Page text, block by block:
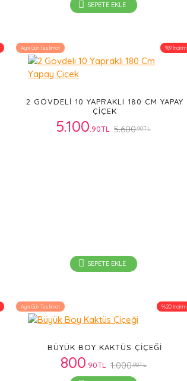
SEPETE EKLE
Aynı Gün Teslimat %9 İndirim
2 GÖVDELI 10 YAPRAKLI 180 CM YAPAY
ÇIÇEK
5.100 .90TL 5.600.90TL
SEPETE EKLE
Aynı Gün Teslimat %20 İndirim
BÜYÜK BOY KAKTÜS ÇIÇEĞI
800 .90TL 1.000.90TL